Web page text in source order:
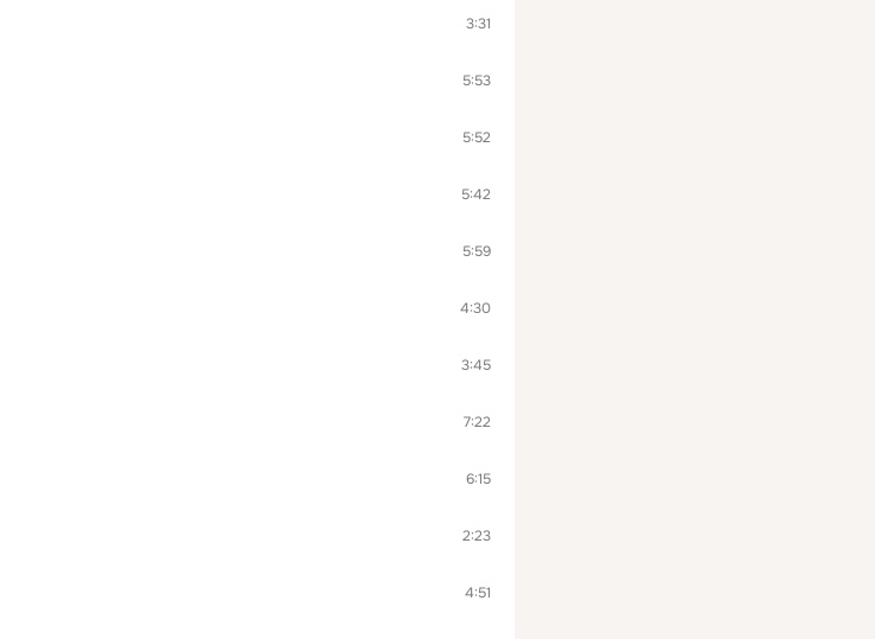
3:31
5:53
5:52
5:42
5:59
4:30
3:45
7:22
6:15
2:23
4:51